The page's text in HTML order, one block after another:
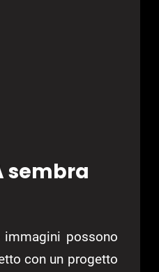
sembra
possono
con un progetto